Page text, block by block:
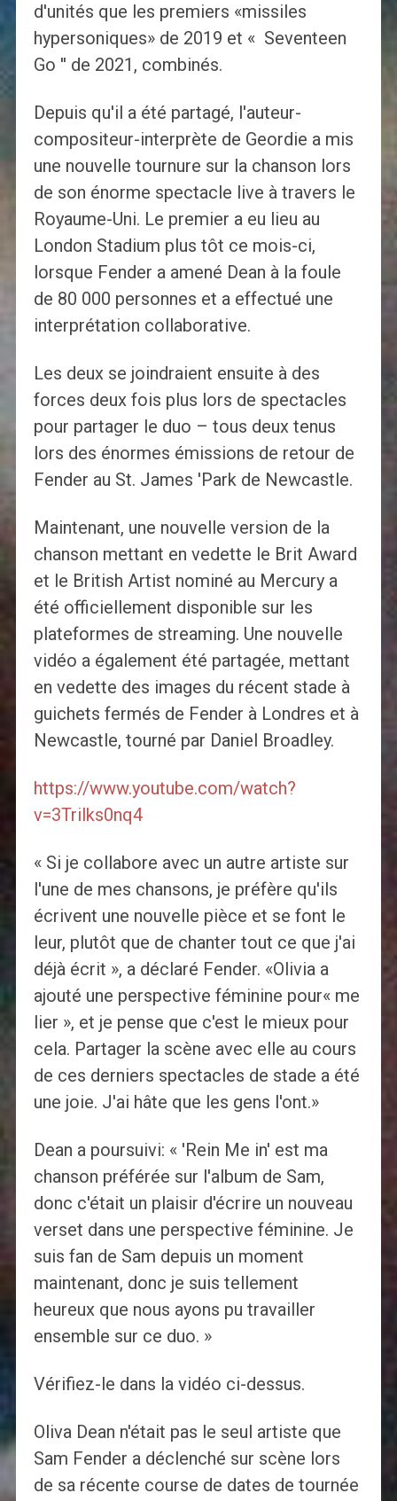
d'unités que les premiers «missiles
hypersoniques» de 2019 et « Seventeen
Go '' de 2021, combinés.
Depuis qu'il a été partagé, l'auteur-
compositeur-interprète de Geordie a mis
une nouvelle tournure sur la chanson lors
de son énorme spectacle live à travers le
Royaume-Uni. Le premier a eu lieu au
London Stadium plus tôt ce mois-ci,
lorsque Fender a amené Dean à la foule
de 80 000 personnes et a effectué une
interprétation collaborative.
Les deux se joindraient ensuite à des
forces deux fois plus lors de spectacles
pour partager le duo – tous deux tenus
lors des énormes émissions de retour de
Fender au St. James 'Park de Newcastle.
Maintenant, une nouvelle version de la
chanson mettant en vedette le Brit Award
et le British Artist nominé au Mercury a
été officiellement disponible sur les
plateformes de streaming. Une nouvelle
vidéo a également été partagée, mettant
en vedette des images du récent stade à
guichets fermés de Fender à Londres et à
Newcastle, tourné par Daniel Broadley.
https://www.youtube.com/watch?
v=3Trilks0nq4
« Si je collabore avec un autre artiste sur
l'une de mes chansons, je préfère qu'ils
écrivent une nouvelle pièce et se font le
leur, plutôt que de chanter tout ce que j'ai
déjà écrit », a déclaré Fender. «Olivia a
ajouté une perspective féminine pour« me
lier », et je pense que c'est le mieux pour
cela. Partager la scène avec elle au cours
de ces derniers spectacles de stade a été
une joie. J'ai hâte que les gens l'ont.»
Dean a poursuivi: « 'Rein Me in' est ma
chanson préférée sur l'album de Sam,
donc c'était un plaisir d'écrire un nouveau
verset dans une perspective féminine. Je
suis fan de Sam depuis un moment
maintenant, donc je suis tellement
heureux que nous ayons pu travailler
ensemble sur ce duo. »
Vérifiez-le dans la vidéo ci-dessus.
Oliva Dean n'était pas le seul artiste que
Sam Fender a déclenché sur scène lors
de sa récente course de dates de tournée